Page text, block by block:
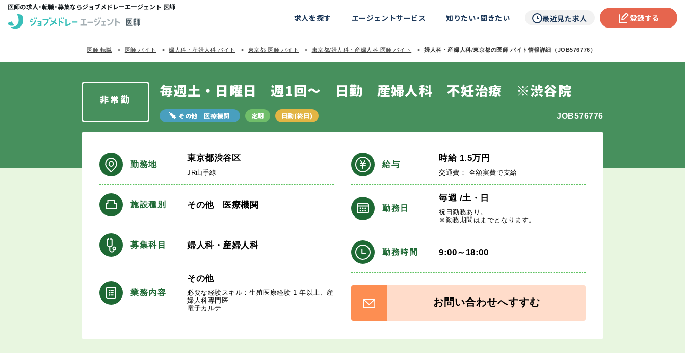
医師の求人・転職・募集ならジョブメドレーエージェント 医師
求人を探す エージェントサービス 知りたい・聞きたい 最近見た求人 登録する
医師 転職 医師 バイト 婦人科・産婦人科 バイト 東京都 医師 バイト 東京都/婦人科・産婦人科 医師 バイト 婦人科・産婦人科/東京都の医師 バイト情報詳細（JOB576776）
非常勤 毎週土・日曜日 週1回～ 日勤 産婦人科 不妊治療 ※渋谷院
その他 医療機関 定期 日勤(終日) JOB576776
勤務地
東京都渋谷区
JR山手線
施設種別 その他 医療機関
募集科目 婦人科・産婦人科
業務内容
その他
必要な経験スキル：生殖医療経験 1 年以上、産
婦人科専門医
電子カルテ
給与
時給1.5万円
交通費： 全額実費で支給
勤務日
毎週 /土・日
祝日勤務あり。
※勤務期間はまでとなります。
勤務時間 9:00～18:00
お問い合わせへすすむ